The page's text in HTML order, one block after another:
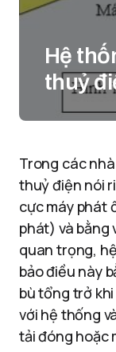
Hệ
thuỷ
Trong các
thuỷ điện nói
cực máy phát
phát) và bằng
quan trọng,
bảo điều này
bù tổng trở
với hệ thống
tải đóng hoặc